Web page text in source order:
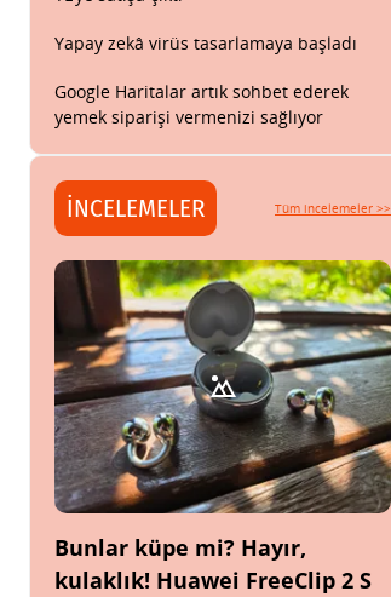
Yapay zekâ virüs tasarlamaya başladı
Google Haritalar artık sohbet ederek
yemek siparişi vermenizi sağlıyor
İNCELEMELER Tüm incelemeler >>
Bunlar küpe mi? Hayır,
kulaklık! Huawei FreeClip 2 S